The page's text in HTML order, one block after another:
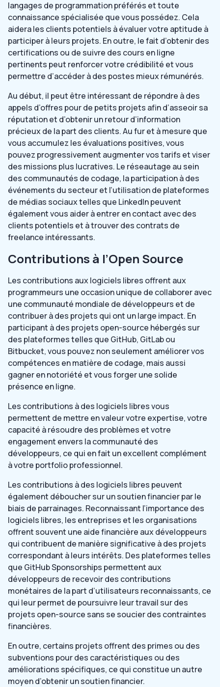
langages de programmation préférés et toute
connaissance spécialisée que vous possédez. Cela
aidera les clients potentiels à évaluer votre aptitude à
participer à leurs projets. En outre, le fait d’obtenir des
certifications ou de suivre des cours en ligne
pertinents peut renforcer votre crédibilité et vous
permettre d’accéder à des postes mieux rémunérés.
Au début, il peut être intéressant de répondre à des
appels d’offres pour de petits projets afin d’asseoir sa
réputation et d’obtenir un retour d’information
précieux de la part des clients. Au fur et à mesure que
vous accumulez les évaluations positives, vous
pouvez progressivement augmenter vos tarifs et viser
des missions plus lucratives. Le réseautage au sein
des communautés de codage, la participation à des
événements du secteur et l’utilisation de plateformes
de médias sociaux telles que LinkedIn peuvent
également vous aider à entrer en contact avec des
clients potentiels et à trouver des contrats de
freelance intéressants.
Contributions à l’Open Source
Les contributions aux logiciels libres offrent aux
programmeurs une occasion unique de collaborer avec
une communauté mondiale de développeurs et de
contribuer à des projets qui ont un large impact. En
participant à des projets open-source hébergés sur
des plateformes telles que GitHub, GitLab ou
Bitbucket, vous pouvez non seulement améliorer vos
compétences en matière de codage, mais aussi
gagner en notoriété et vous forger une solide
présence en ligne.
Les contributions à des logiciels libres vous
permettent de mettre en valeur votre expertise, votre
capacité à résoudre des problèmes et votre
engagement envers la communauté des
développeurs, ce qui en fait un excellent complément
à votre portfolio professionnel.
Les contributions à des logiciels libres peuvent
également déboucher sur un soutien financier par le
biais de parrainages. Reconnaissant l’importance des
logiciels libres, les entreprises et les organisations
offrent souvent une aide financière aux développeurs
qui contribuent de manière significative à des projets
correspondant à leurs intérêts. Des plateformes telles
que GitHub Sponsorships permettent aux
développeurs de recevoir des contributions
monétaires de la part d’utilisateurs reconnaissants, ce
qui leur permet de poursuivre leur travail sur des
projets open-source sans se soucier des contraintes
financières.
En outre, certains projets offrent des primes ou des
subventions pour des caractéristiques ou des
améliorations spécifiques, ce qui constitue un autre
moyen d’obtenir un soutien financier.